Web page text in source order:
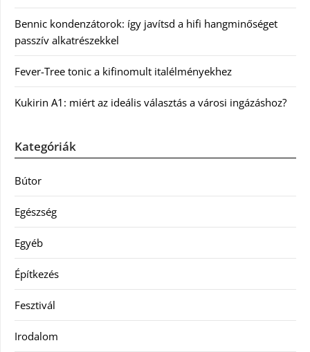
Bennic kondenzátorok: így javítsd a hifi hangminőséget
passzív alkatrészekkel
Fever-Tree tonic a kifinomult italélményekhez
Kukirin A1: miért az ideális választás a városi ingázáshoz?
Kategóriák
Bútor
Egészség
Egyéb
Építkezés
Fesztivál
Irodalom